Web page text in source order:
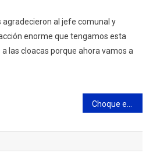
agradecieron al jefe comunal y
enorme que tengamos esta
las cloacas porque ahora vamos a
Choque en Cabrera y Santa María de Oro